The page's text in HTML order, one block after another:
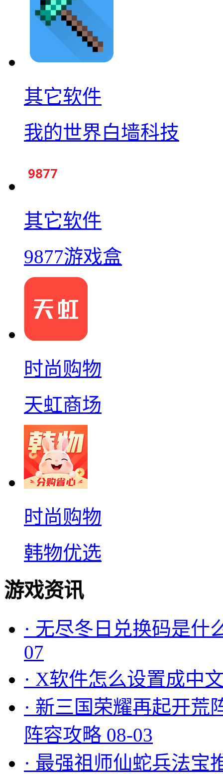
其它软件
我的世界白墙科技
其它软件
9877游戏盒
时尚购物
天虹商场
时尚购物
韩物优选
游戏资讯
· 无尽冬日兑换码是什
07
· X软件怎么设置成中
· 新三国荣耀再起开荒
阵容攻略 08-03
· 最强祖师仙蛇兵法宝